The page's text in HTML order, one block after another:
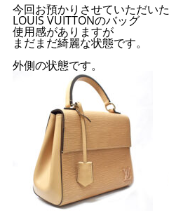
今回お預かりさせていただいた
LOUIS VUITTONのバッグ
使用感がありますが
まだまだ綺麗な状態です。
外側の状態です。